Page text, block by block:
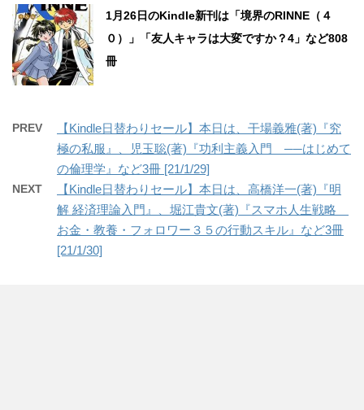
1月26日のKindle新刊は「境界のRINNE（４
０）」「友人キャラは大変ですか？4」など808
冊
PREV
【Kindle日替わりセール】本日は、干場義雅(著)『究
極の私服』、児玉聡(著)『功利主義入門 ──はじめて
の倫理学』など3冊 [21/1/29]
NEXT
【Kindle日替わりセール】本日は、高橋洋一(著)『明
解 経済理論入門』、堀江貴文(著)『スマホ人生戦略
お金・教養・フォロワー３５の行動スキル』など3冊
[21/1/30]